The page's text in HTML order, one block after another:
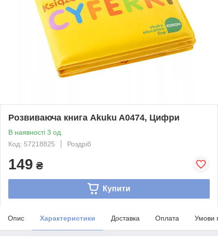
Розвиваюча книга Akuku A0474, Цифри
В наявності 3 од.
Код: 57218825
Роздріб
149 ₴
Купити
Опис Характеристики Доставка Оплата Умови